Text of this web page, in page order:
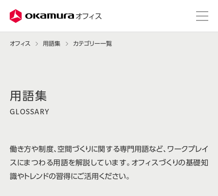
オフィス
オフィス 用語集 カテゴリー一覧
GLOSSARY
働き方や制度、空間づくりに関する専門用語など、ワークプレイ
スにまつわる用語を解説しています。オフィスづくりの基礎知
識やトレンドの習得にご活用ください。